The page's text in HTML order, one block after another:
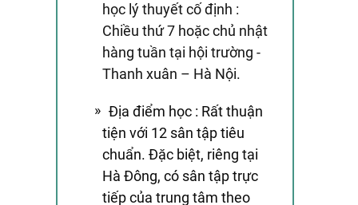
học lý thuyết cố định :
Chiều thứ 7 hoặc chủ nhật
hàng tuần tại hội trường -
Thanh xuân – Hà Nội.
Địa điểm học : Rất thuận
tiện với 12 sân tập tiêu
chuẩn. Đặc biệt, riêng tại
Hà Đông, có sân tập trực
tiếp của trung tâm theo